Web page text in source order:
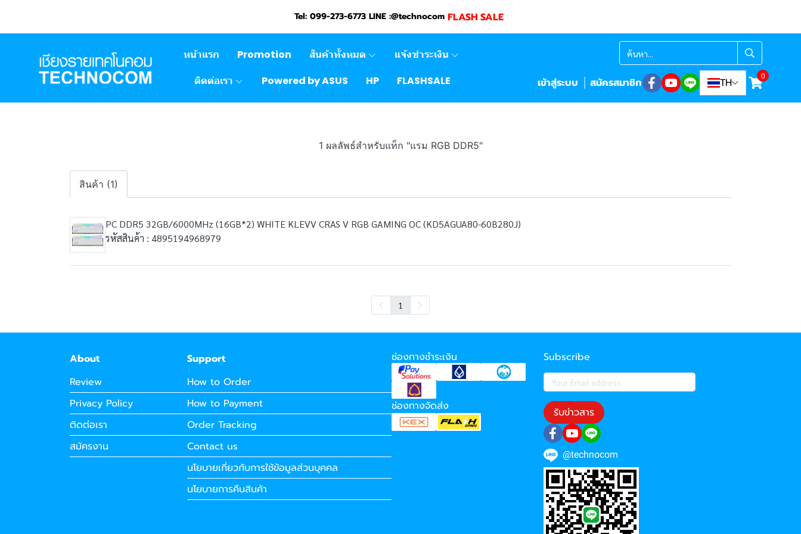
Tel: 099-273-6773 LINE :@technocom FLASH SALE
หน้าแรก Promotion สินค้าทั้งหมด
แจ้งชำระเงิน
ติดต่อเรา
Powered by ASUS HP FLASHSALE เข้าสู่ระบบ สมัครสมาชิก TH 0
1 ผลลัพธ์สำหรับแท็ก "แรม RGB DDR5"
สินค้า (1)
PC DDR5 32GB/6000MHz (16GB*2) WHITE KLEVV CRAS V RGB GAMING OC (KD5AGUA80-60B280J)
รหัสสินค้า : 4895194968979
1
About
Review
Privacy Policy
ติดต่อเรา
สมัครงาน
Support
How to Order
How to Payment
Order Tracking
Contact us
นโยบายเกี่ยวกับการใช้ข้อมูลส่วนบุคคล
นโยบายการคืนสินค้า
ช่องทางชำระเงิน
ช่องทางจัดส่ง
Subscribe
รับข่าวสาร
@technocom